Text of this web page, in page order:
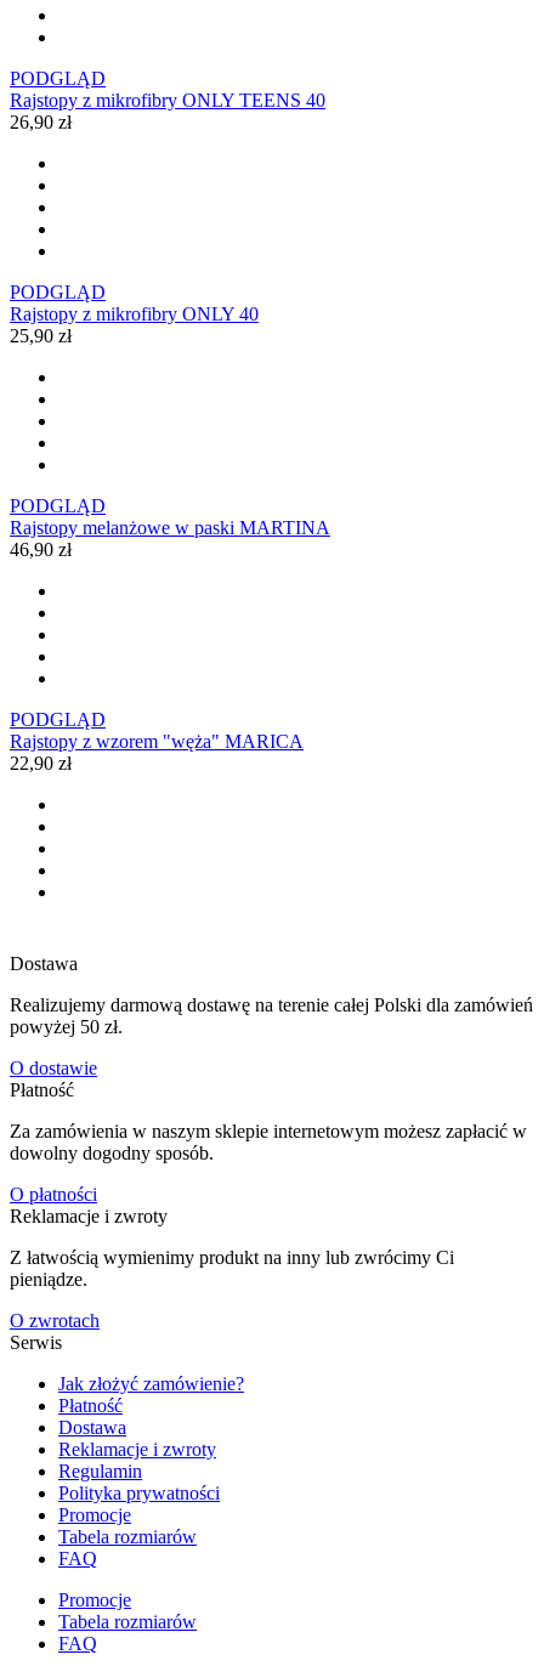
PODGLĄD
Rajstopy z mikrofibry ONLY TEENS 40
26,90 zł
PODGLĄD
Rajstopy z mikrofibry ONLY 40
25,90 zł
PODGLĄD
Rajstopy melanżowe w paski MARTINA
46,90 zł
PODGLĄD
Rajstopy z wzorem "węża" MARICA
22,90 zł
Dostawa
Realizujemy darmową dostawę na terenie całej Polski dla zamówień
powyżej 50 zł.
O dostawie
Płatność
Za zamówienia w naszym sklepie internetowym możesz zapłacić w
dowolny dogodny sposób.
O płatności
Reklamacje i zwroty
Z łatwością wymienimy produkt na inny lub zwrócimy Ci
pieniądze.
O zwrotach
Serwis
Jak złożyć zamówienie?
Płatność
Dostawa
Reklamacje i zwroty
Regulamin
Polityka prywatności
Promocje
Tabela rozmiarów
FAQ
Promocje
Tabela rozmiarów
FAQ